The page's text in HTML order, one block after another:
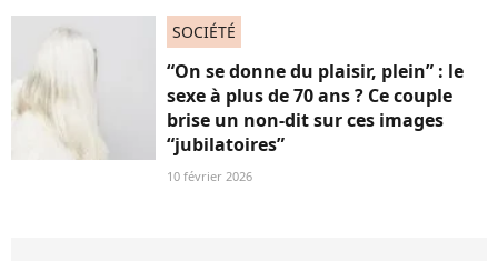
SOCIÉTÉ
“On se donne du plaisir, plein” : le
sexe à plus de 70 ans ? Ce couple
brise un non-dit sur ces images
“jubilatoires”
10 février 2026